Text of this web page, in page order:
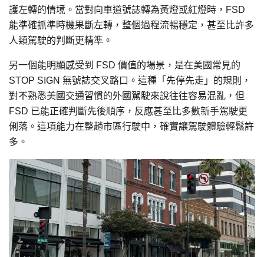
護左轉的情境。當對向車道號誌轉為黃燈或紅燈時，FSD
能準確抓準時機果斷左轉，整個過程流暢穩定，甚至比許多
人類駕駛的判斷更精準。
另一個能明顯感受到 FSD 價值的場景，是在美國常見的
STOP SIGN 無號誌交叉路口。這種「先停先走」的規則，
對不熟悉美國交通習慣的外國駕駛來說往往容易混亂，但
FSD 已能正確判斷先後順序，反應甚至比多數新手駕駛更
俐落。這項能力在整趟市區行駛中，確實讓駕駛體驗輕鬆許
多。